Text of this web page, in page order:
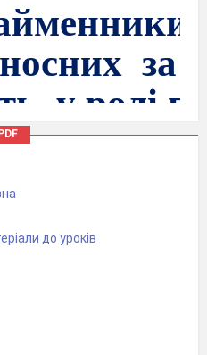
за
у ролі
хтозна-(де
-сь
PDF
до уроків